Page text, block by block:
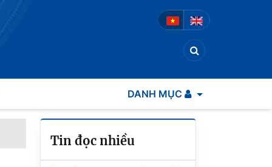
DANH MỤC
Tin đọc nhiều